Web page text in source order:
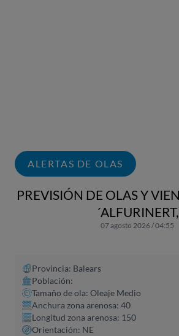
ALERTAS DE OLAS
PREVISIÓN DE OLAS Y
´ALFURINERT,
07 agosto 2026 / 04:55
Provincia: Balears
Población:
Tamaño de ola: Oleaje Medio
Anchura zona arenosa: 40
Longitud zona arenosa: 150
Orientación: NE